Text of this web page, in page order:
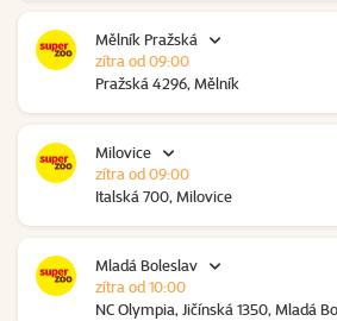
Mělník Pražská
Pražská 4296, Mělník
zítra od 09:00
Milovice
Italská 700, Milovice
zítra od 09:00
Mladá Boleslav
NC Olympia, Jičínská 1350, Mladá
zítra od 10:00